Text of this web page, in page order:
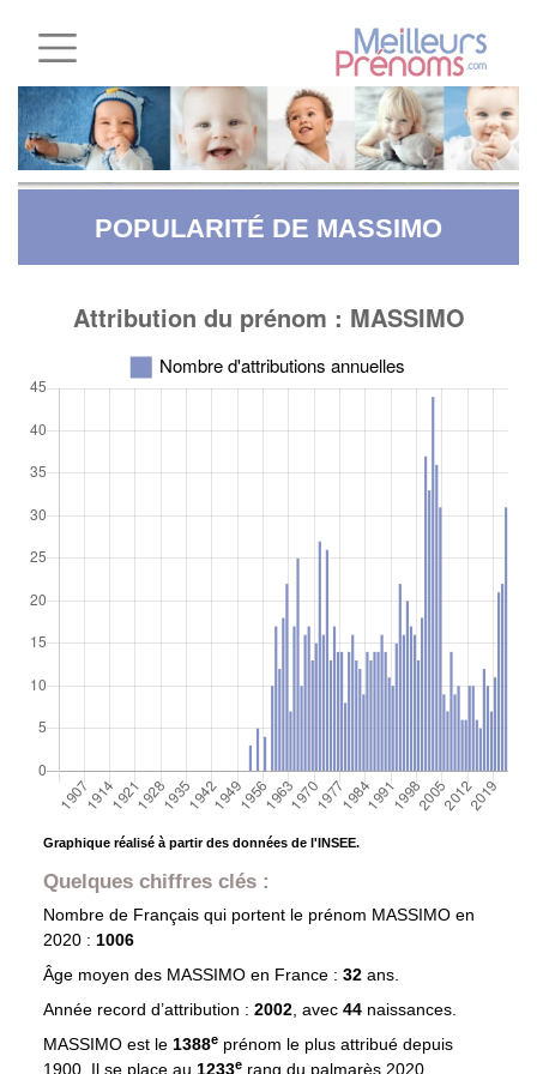
POPULARITÉ DE MASSIMO
Graphique réalisé à partir des données de l'INSEE.
Quelques chiffres clés :
Nombre de Français qui portent le prénom MASSIMO en
2020 : 1006
Âge moyen des MASSIMOen France : 32 ans.
Année record d’attribution : 2002, avec 44 naissances.
MASSIMO est le 1388eprénom le plus attribué depuis
1900. Il se place au 1233e rang du palmarès 2020.